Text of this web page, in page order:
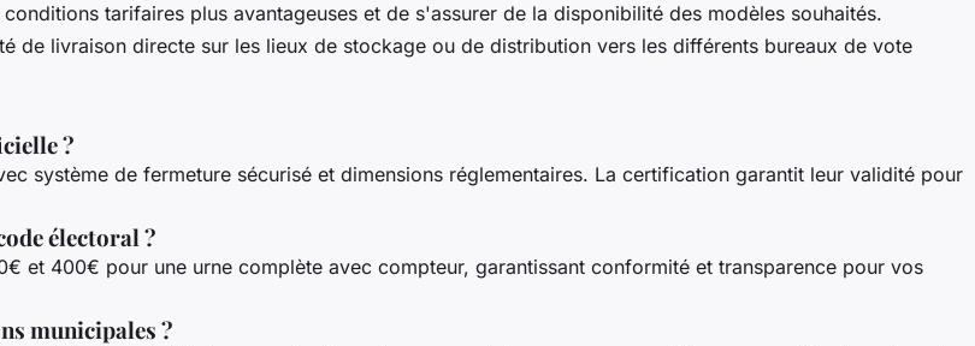
tarifaires plus avantageuses et de s'assurer de la disponibilité des modèles souhaités.
de livraison directe sur les lieux de stockage ou de distribution vers les différents bureaux de vote
?
système de fermeture sécurisé et dimensions réglementaires. La certification garantit leur validité pour
électoral ?
et 400€ pour une urne complète avec compteur, garantissant conformité et transparence pour vos
municipales ?